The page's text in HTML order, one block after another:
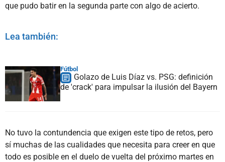
que pudo batir en la segunda parte con algo de acierto.
Lea también:
Fútbol
Golazo de Luis Díaz vs. PSG: definición
de 'crack' para impulsar la ilusión del Bayern
No tuvo la contundencia que exigen este tipo de retos, pero
sí muchas de las cualidades que necesita para creer en que
todo es posible en el duelo de vuelta del próximo martes en